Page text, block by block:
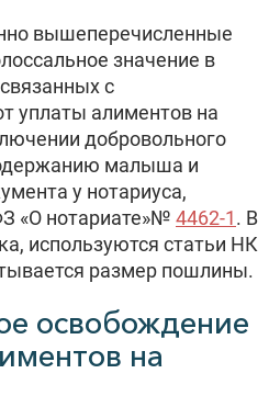
вышеперечисленные
значение в
с
уплаты алиментов на
добровольного
малыша и
у нотариуса,
«О нотариате»№ 4462-1. В
используются статьи НК
размер пошлины.
освобождение
на